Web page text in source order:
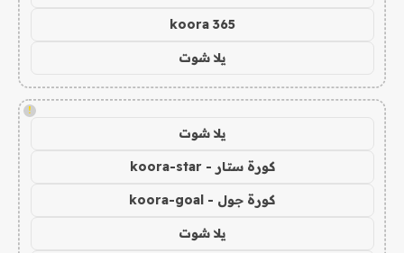
koora 365
يلا شوت
!
يلا شوت
كورة ستار - koora-star
كورة جول - koora-goal
يلا شوت